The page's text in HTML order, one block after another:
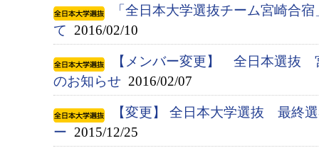
「全日本大学選抜チーム宮崎合
て 2016/02/10
【メンバー変更】 全日本選抜
のお知らせ 2016/02/07
【変更】 全日本大学選抜 最終
ー 2015/12/25